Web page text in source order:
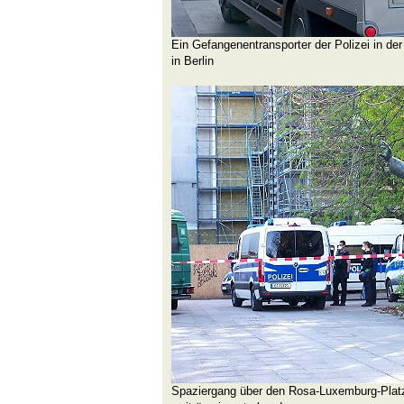
Ein Gefangenentransporter der Polizei in
in Berlin
Spaziergang über den Rosa-Luxemburg-